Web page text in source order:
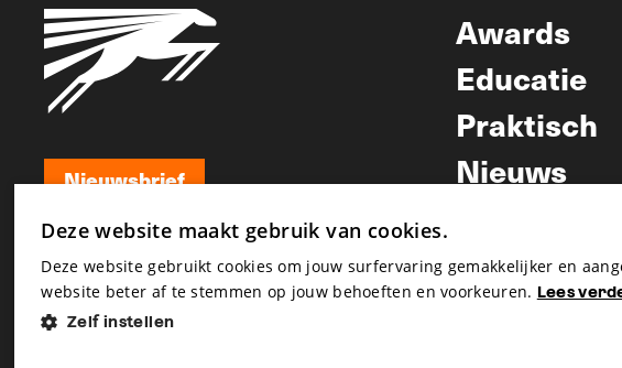
Nieuwsbrief
Nieuwsbrief
Awards
Educatie
Praktisch
Nieuws
Deze website maakt gebruik van cookies.
Deze website gebruikt cookies om jouw surfervaring gemakkelijker en
website beter af te stemmen op jouw behoeften en voorkeuren. Lees
Zelf instellen